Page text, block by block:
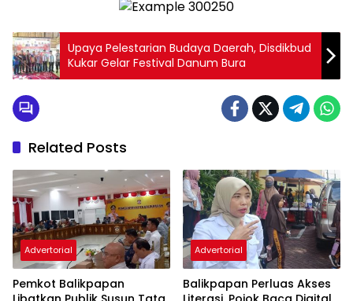
Upaya Pelestarian Budaya Daerah, Disdikbud
Kukar Gelar Festival Danum Bura
Related Posts
Advertorial
Pemkot Balikpapan
Advertorial
Balikpapan Perluas Akses